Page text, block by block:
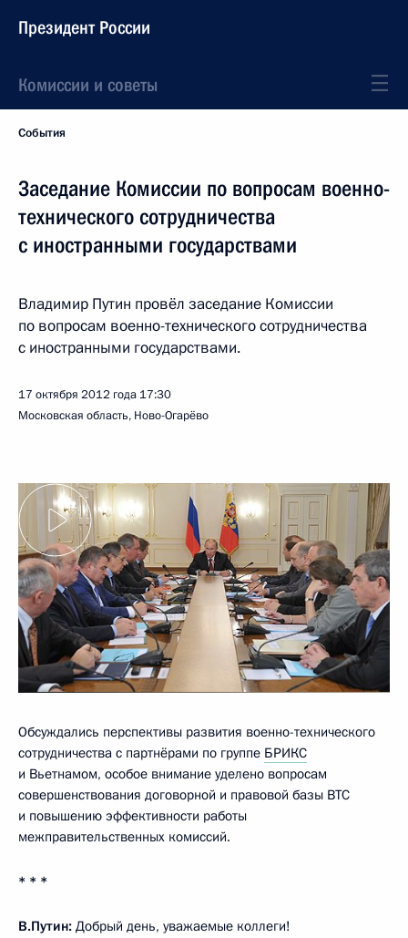
Президент России
Комиссии и советы
События
Заседание Комиссии по вопросам военно-
технического сотрудничества
с иностранными государствами
Владимир Путин провёл заседание Комиссии
по вопросам военно-технического сотрудничества
с иностранными государствами.
17 октября 2012 года 17:30
Московская область, Ново-Огарёво
Обсуждались перспективы развития военно-технического
сотрудничества с партнёрами по группе БРИКС
и Вьетнамом, особое внимание уделено вопросам
совершенствования договорной и правовой базы ВТС
и повышению эффективности работы
межправительственных комиссий.
* * *
В.Путин: Добрый день, уважаемые коллеги!